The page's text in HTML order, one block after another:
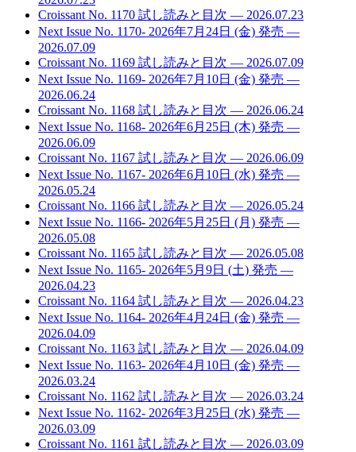
Croissant No. 1170 試し読みと目次 — 2026.07.23
Next Issue No. 1170- 2026年7月24日 (金) 発売 —
2026.07.09
Croissant No. 1169 試し読みと目次 — 2026.07.09
Next Issue No. 1169- 2026年7月10日 (金) 発売 —
2026.06.24
Croissant No. 1168 試し読みと目次 — 2026.06.24
Next Issue No. 1168- 2026年6月25日 (木) 発売 —
2026.06.09
Croissant No. 1167 試し読みと目次 — 2026.06.09
Next Issue No. 1167- 2026年6月10日 (水) 発売 —
2026.05.24
Croissant No. 1166 試し読みと目次 — 2026.05.24
Next Issue No. 1166- 2026年5月25日 (月) 発売 —
2026.05.08
Croissant No. 1165 試し読みと目次 — 2026.05.08
Next Issue No. 1165- 2026年5月9日 (土) 発売 —
2026.04.23
Croissant No. 1164 試し読みと目次 — 2026.04.23
Next Issue No. 1164- 2026年4月24日 (金) 発売 —
2026.04.09
Croissant No. 1163 試し読みと目次 — 2026.04.09
Next Issue No. 1163- 2026年4月10日 (金) 発売 —
2026.03.24
Croissant No. 1162 試し読みと目次 — 2026.03.24
Next Issue No. 1162- 2026年3月25日 (水) 発売 —
2026.03.09
Croissant No. 1161 試し読みと目次 — 2026.03.09